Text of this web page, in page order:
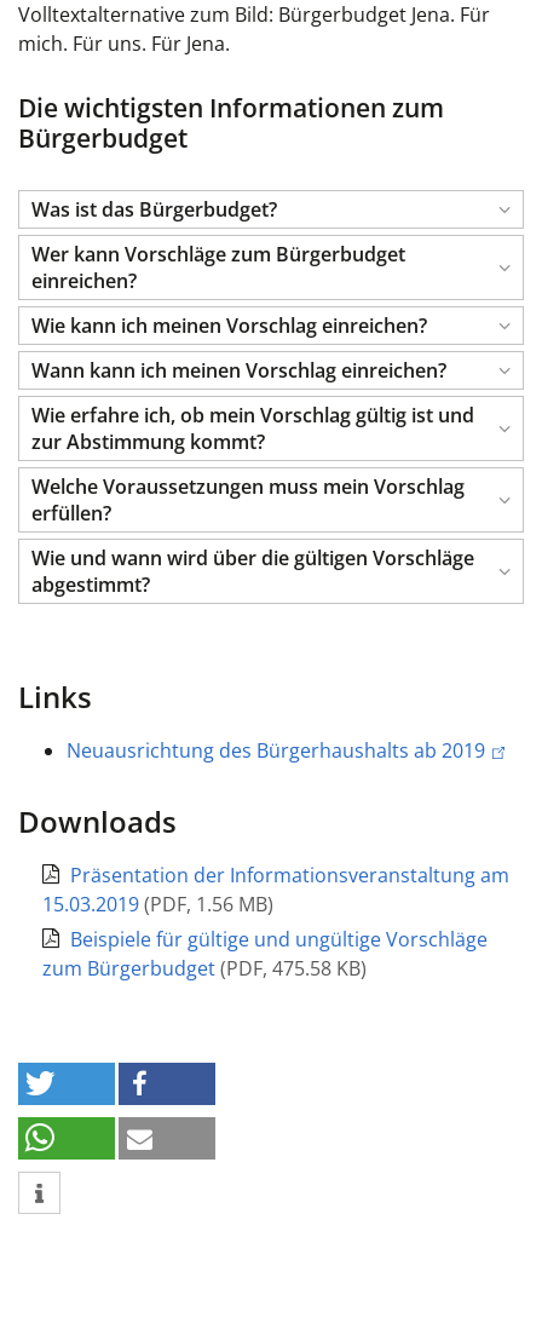
Volltextalternative zum Bild: Bürgerbudget Jena. Für
mich. Für uns. Für Jena.
Die wichtigsten Informationen zum
Bürgerbudget
Was ist das Bürgerbudget?
Wer kann Vorschläge zum Bürgerbudget
einreichen?
Wie kann ich meinen Vorschlag einreichen?
Wann kann ich meinen Vorschlag einreichen?
Wie erfahre ich, ob mein Vorschlag gültig ist und
zur Abstimmung kommt?
Welche Voraussetzungen muss mein Vorschlag
erfüllen?
Wie und wann wird über die gültigen Vorschläge
abgestimmt?
Links
Neuausrichtung des Bürgerhaushalts ab 2019
Downloads
Präsentation der Informationsveranstaltung am
15.03.2019(PDF, 1.56 MB)
Beispiele für gültige und ungültige Vorschläge
zum Bürgerbudget(PDF, 475.58 KB)